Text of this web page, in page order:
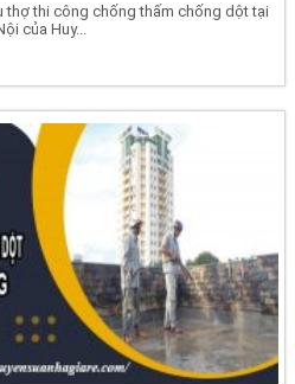
thợ thi công chống thấm chống dột tại
của Huy...